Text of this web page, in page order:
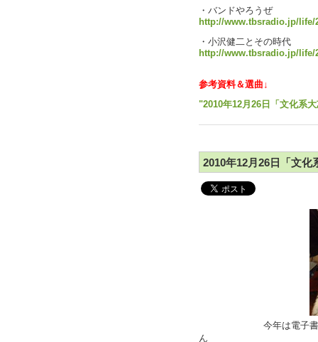
・バンドやろうぜ
http://www.tbsradio.jp/life/
・小沢健二とその時代
http://www.tbsradio.jp/life/
参考資料＆選曲↓
"2010年12月26日「文化系
2010年12月26日「文化
今年は電子書籍関連
ん